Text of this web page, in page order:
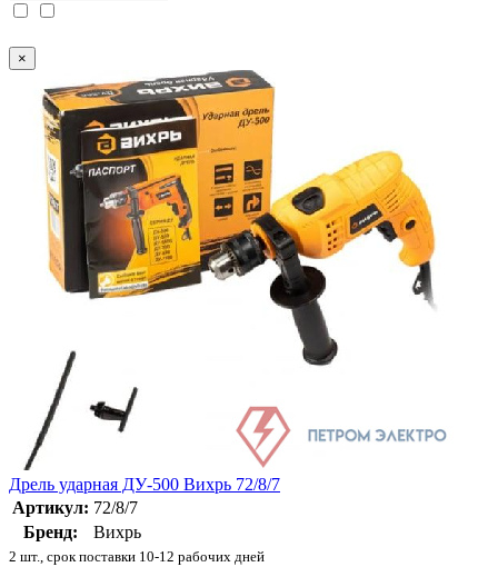
×
Дрель ударная ДУ-500 Вихрь 72/8/7
Артикул: 72/8/7
Бренд:
Вихрь
2 шт., срок поставки 10-12 рабочих дней